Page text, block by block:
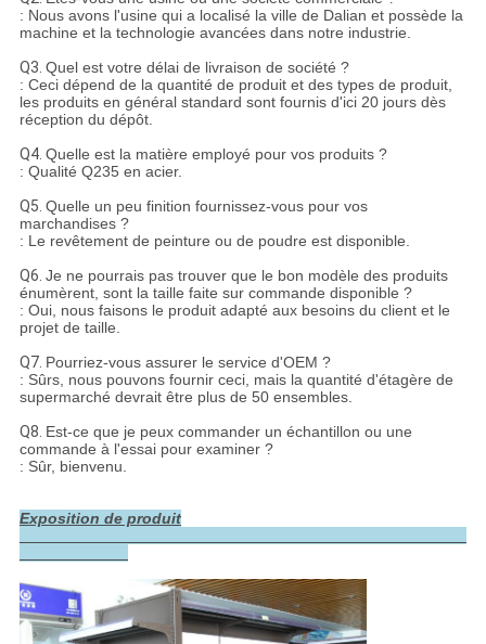
: Nous avons l'usine qui a localisé la ville de Dalian et possède la
machine et la technologie avancées dans notre industrie.
Q3. Quel est votre délai de livraison de société ?
: Ceci dépend de la quantité de produit et des types de produit,
les produits en général standard sont fournis d'ici 20 jours dès
réception du dépôt.
Q4. Quelle est la matière employé pour vos produits ?
: Qualité Q235 en acier.
Q5. Quelle un peu finition fournissez-vous pour vos
marchandises ?
: Le revêtement de peinture ou de poudre est disponible.
Q6. Je ne pourrais pas trouver que le bon modèle des produits
énumèrent, sont la taille faite sur commande disponible ?
: Oui, nous faisons le produit adapté aux besoins du client et le
projet de taille.
Q7. Pourriez-vous assurer le service d'OEM ?
: Sûrs, nous pouvons fournir ceci, mais la quantité d'étagère de
supermarché devrait être plus de 50 ensembles.
Q8. Est-ce que je peux commander un échantillon ou une
commande à l'essai pour examiner ?
: Sûr, bienvenu.
Exposition de produit